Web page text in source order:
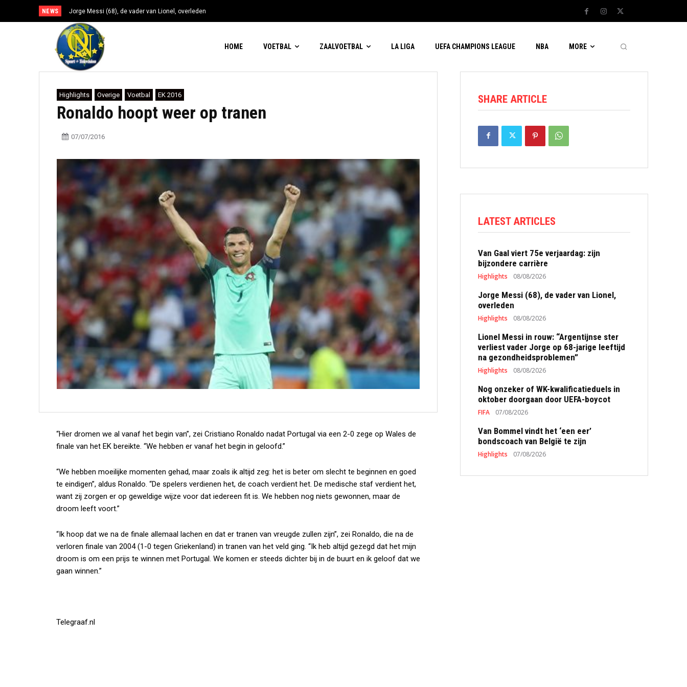
NEWS Jorge Messi (68), de vader van Lionel, overleden
HOME VOETBAL ZAALVOETBAL LA LIGA UEFA CHAMPIONS LEAGUE NBA MORE
Highlights Overige Voetbal EK 2016
Ronaldo hoopt weer op tranen
07/07/2016
“Hier dromen we al vanaf het begin van”, zei Cristiano Ronaldo nadat Portugal via een 2-0 zege op Wales de
finale van het EK bereikte. “We hebben er vanaf het begin in geloofd.”
“We hebben moeilijke momenten gehad, maar zoals ik altijd zeg: het is beter om slecht te beginnen en goed
te eindigen”, aldus Ronaldo. “De spelers verdienen het, de coach verdient het. De medische staf verdient het,
want zij zorgen er op geweldige wijze voor dat iedereen fit is. We hebben nog niets gewonnen, maar de
droom leeft voort.”
“Ik hoop dat we na de finale allemaal lachen en dat er tranen van vreugde zullen zijn”, zei Ronaldo, die na de
verloren finale van 2004 (1-0 tegen Griekenland) in tranen van het veld ging. “Ik heb altijd gezegd dat het mijn
droom is om een prijs te winnen met Portugal. We komen er steeds dichter bij in de buurt en ik geloof dat we
gaan winnen.”
Telegraaf.nl
SHARE ARTICLE
LATEST ARTICLES
Van Gaal viert 75e verjaardag: zijn
bijzondere carrière
Highlights 08/08/2026
Jorge Messi (68), de vader van Lionel,
overleden
Highlights 08/08/2026
Lionel Messi in rouw: “Argentijnse ster
verliest vader Jorge op 68-jarige leeftijd
na gezondheidsproblemen”
Highlights 08/08/2026
Nog onzeker of WK-kwalificatieduels in
oktober doorgaan door UEFA-boycot
FIFA 07/08/2026
Van Bommel vindt het ‘een eer’
bondscoach van België te zijn
Highlights 07/08/2026